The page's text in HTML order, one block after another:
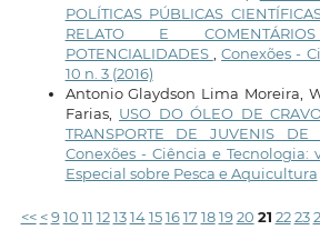
POLÍTICAS PÚBLICAS
RELATO E
POTENCIALIDADES ,Conexões -
10 n. 3 (2016)
Antonio Glaydson Lima Moreira,
Farias, USO DO ÓLEO DE
TRANSPORTE DE JUVENIS
Conexões - Ciência e Tecnologia:
Especial sobre Pesca e Aquicultura
<< < 9 10 11 12 13 14 15 16 17 18 19 20 21 22 23